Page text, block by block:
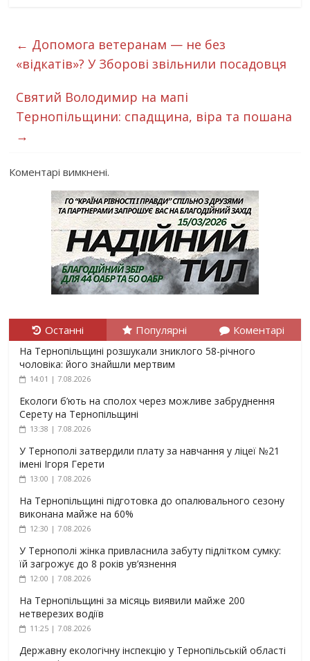
← Допомога ветеранам — не без
«відкатів»? У Зборові звільнили посадовця
Святий Володимир на мапі
Тернопільщини: спадщина, віра та пошана
→
Коментарі вимкнені.
Останні Популярні Коментарі
На Тернопільщині розшукали зниклого 58-річного
чоловіка: його знайшли мертвим
14:01 | 7.08.2026
Екологи б’ють на сполох через можливе забруднення
Серету на Тернопільщині
13:38 | 7.08.2026
У Тернополі затвердили плату за навчання у ліцеї №21
імені Ігоря Герети
13:00 | 7.08.2026
На Тернопільщині підготовка до опалювального сезону
виконана майже на 60%
12:30 | 7.08.2026
У Тернополі жінка привласнила забуту підлітком сумку:
їй загрожує до 8 років ув’язнення
12:00 | 7.08.2026
На Тернопільщині за місяць виявили майже 200
нетверезих водіїв
11:25 | 7.08.2026
Державну екологічну інспекцію у Тернопільській області